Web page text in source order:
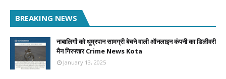
BREAKING NEWS
नाबालिगों को धूम्रपान सामग्री बेचने वाली ऑनलाइन कंपनी का डिलीवरी
मैन गिरफ्तार Crime News Kota
January 13, 2025